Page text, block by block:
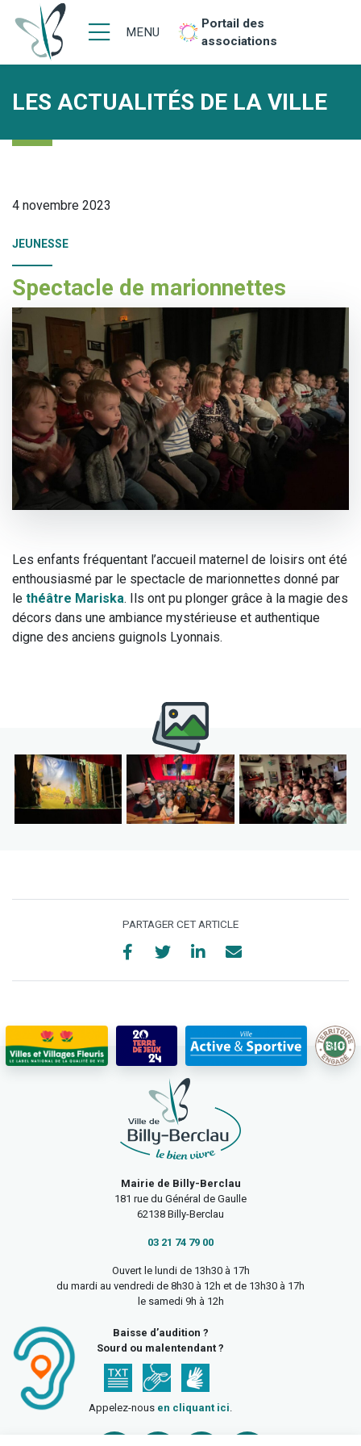
MENU
Portail des
associations
LES ACTUALITÉS DE LA VILLE
4 novembre 2023
JEUNESSE
Spectacle de marionnettes
Les enfants fréquentant l’accueil maternel de loisirs ont été
enthousiasmé par le spectacle de marionnettes donné par
le théâtre Mariska. Ils ont pu plonger grâce à la magie des
décors dans une ambiance mystérieuse et authentique
digne des anciens guignols Lyonnais.
PARTAGER CET ARTICLE
Mairie de Billy-Berclau
181 rue du Général de Gaulle
62138 Billy-Berclau
03 21 74 79 00
Ouvert le lundi de 13h30 à 17h
du mardi au vendredi de 8h30 à 12h et de 13h30 à 17h
le samedi 9h à 12h
Baisse d’audition ?
Sourd ou malentendant ?
Appelez-nous en cliquant ici.